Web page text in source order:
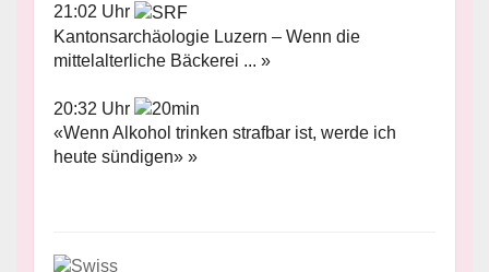
21:02 Uhr
Kantonsarchäologie Luzern – Wenn die
mittelalterliche Bäckerei ... »
20:32 Uhr
«Wenn Alkohol trinken strafbar ist, werde ich
heute sündigen» »